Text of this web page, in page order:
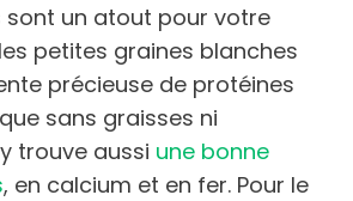
un atout pour votre
petites graines blanches
précieuse de protéines
sans graisses ni
trouve aussi une bonne
, en calcium et en fer. Pour le